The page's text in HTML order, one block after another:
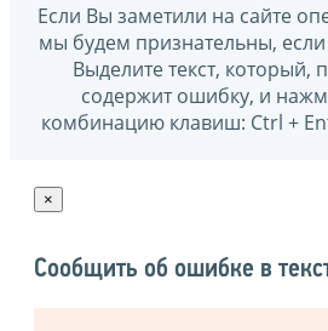
Если Вы заметили на сайте
мы будем признательны,
Выделите текст,
содержит ошибку, и
комбинацию клавиш: Ctrl +
×
Сообщить об ошибке в